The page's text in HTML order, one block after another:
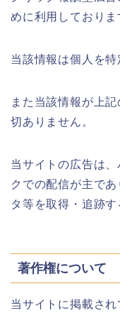
めに利用しておりま
当該情報は個人を特
また当該情報が上
切ありません。
当サイトの広告は
クでの配信が主で
タ等を取得・追跡す
著作権について
当サイトに掲載さ